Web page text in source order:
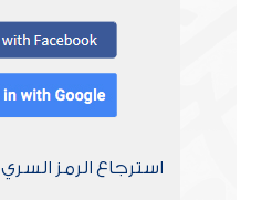
استرجاع الرمز السري